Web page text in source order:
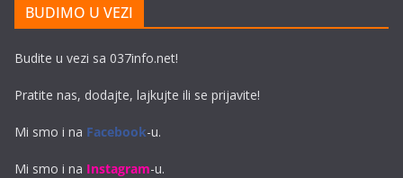
BUDIMO U VEZI
Budite u vezi sa 037info.net!
Pratite nas, dodajte, lajkujte ili se prijavite!
Mi smo i na Facebook-u.
Mi smo i na Instagram-u.